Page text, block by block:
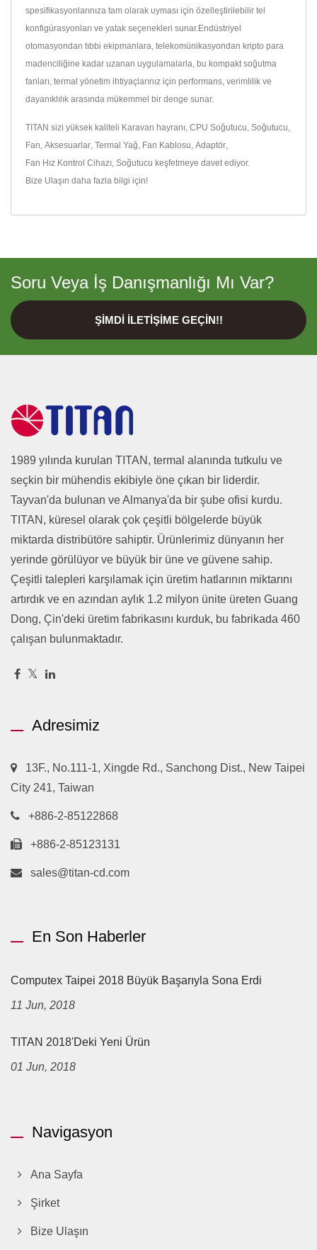
spesifikasyonlarınıza tam olarak uyması için özelleştirilebilir tel
konfigürasyonları ve yatak seçenekleri sunar.Endüstriyel
otomasyondan tıbbi ekipmanlara, telekomünikasyondan kripto para
madenciliğine kadar uzanan uygulamalarla, bu kompakt soğutma
fanları, termal yönetim ihtiyaçlarınız için performans, verimlilik ve
dayanıklılık arasında mükemmel bir denge sunar.
TITAN sizi yüksek kaliteli Karavan hayranı, CPU Soğutucu, Soğutucu,
Fan, Aksesuarlar, Termal Yağ, Fan Kablosu, Adaptör,
Fan Hız Kontrol Cihazı, Soğutucu keşfetmeye davet ediyor.
Bize Ulaşın daha fazla bilgi için!
Soru Veya İş Danışmanlığı Mı Var?
ŞIMDI İLETIŞIME GEÇIN!!
1989 yılında kurulan TITAN, termal alanında tutkulu ve
seçkin bir mühendis ekibiyle öne çıkan bir liderdir.
Tayvan'da bulunan ve Almanya'da bir şube ofisi kurdu.
TITAN, küresel olarak çok çeşitli bölgelerde büyük
miktarda distribütöre sahiptir. Ürünlerimiz dünyanın her
yerinde görülüyor ve büyük bir üne ve güvene sahip.
Çeşitli talepleri karşılamak için üretim hatlarının miktarını
artırdık ve en azından aylık 1.2 milyon ünite üreten Guang
Dong, Çin'deki üretim fabrikasını kurduk, bu fabrikada 460
çalışan bulunmaktadır.
Adresimiz
13F., No.111-1, Xingde Rd., Sanchong Dist., New Taipei
City 241, Taiwan
+886-2-85122868
+886-2-85123131
sales@titan-cd.com
En Son Haberler
Computex Taipei 2018 Büyük Başarıyla Sona Erdi
11 Jun, 2018
TITAN 2018'deki Yeni Ürün
01 Jun, 2018
Navigasyon
Ana Sayfa
Şirket
Bize Ulaşın